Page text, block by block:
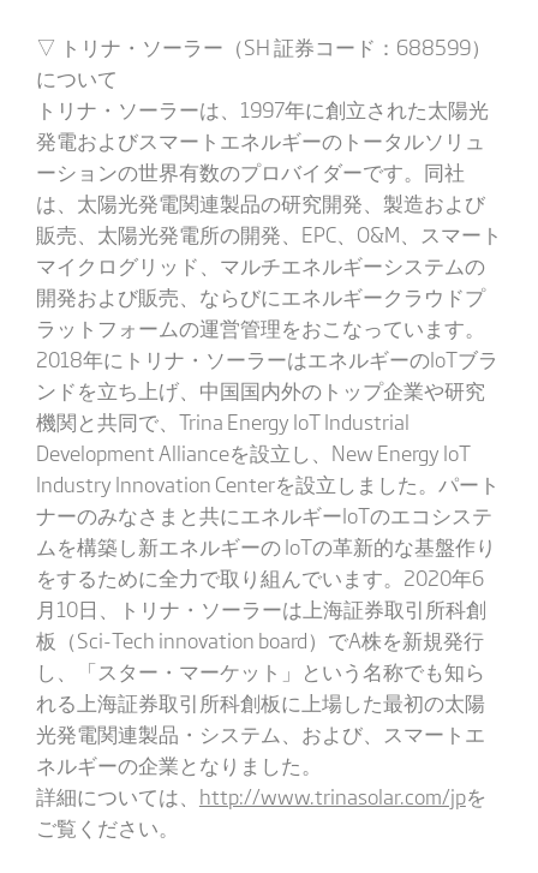
▽ トリナ・ソーラー（SH 証券コード：688599）
について
トリナ・ソーラーは、1997年に創立された太陽光
発電およびスマートエネルギーのトータルソリュ
ーションの世界有数のプロバイダーです。同社
は、太陽光発電関連製品の研究開発、製造および
販売、太陽光発電所の開発、EPC、O&M、スマート
マイクログリッド、マルチエネルギーシステムの
開発および販売、ならびにエネルギークラウドプ
ラットフォームの運営管理をおこなっています。
2018年にトリナ・ソーラーはエネルギーのIoTブラ
ンドを立ち上げ、中国国内外のトップ企業や研究
機関と共同で、Trina Energy IoT Industrial
Development Allianceを設立し、New Energy IoT
Industry Innovation Centerを設立しました。パート
ナーのみなさまと共にエネルギーIoTのエコシステ
ムを構築し新エネルギーの IoTの革新的な基盤作り
をするために全力で取り組んでいます。2020年6
月10日、トリナ・ソーラーは上海証券取引所科創
板（Sci-Tech innovation board）でA株を新規発行
し、「スター・マーケット」という名称でも知ら
れる上海証券取引所科創板に上場した最初の太陽
光発電関連製品・システム、および、スマートエ
ネルギーの企業となりました。
詳細については、 http://www.trinasolar.com/jpを
ご覧ください。